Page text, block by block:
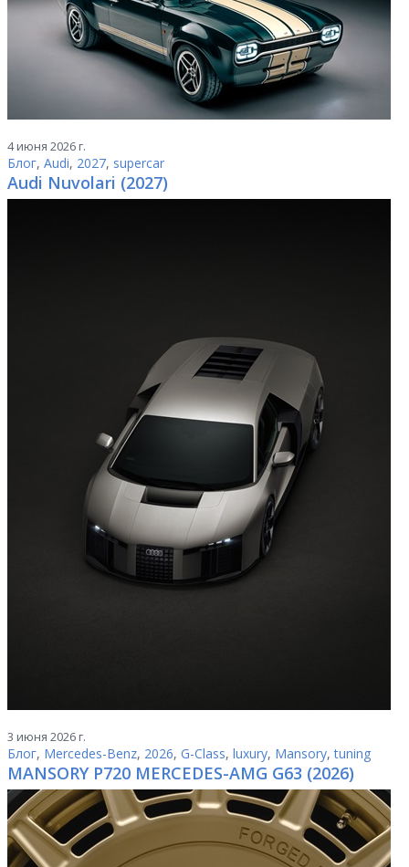
4 июня 2026 г.
Блог, Audi, 2027, supercar
Audi Nuvolari (2027)
3 июня 2026 г.
Блог, Mercedes-Benz, 2026, G-Class, luxury, Mansory,tuning
MANSORY P720 MERCEDES-AMG G63 (2026)